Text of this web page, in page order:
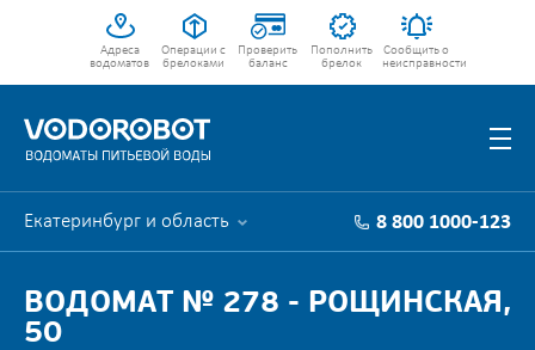
Адреса
водоматов
Операции с
брелоками
Проверить
баланс
Пополнить
брелок
Сообщить о
неисправности
Екатеринбург и область 8 800 1000-123
ВОДОМАТ № 278 - РОЩИНСКАЯ,
50